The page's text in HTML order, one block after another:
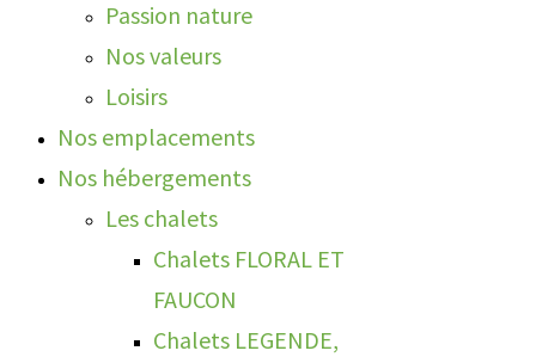
Passion nature
Nos valeurs
Loisirs
Nos emplacements
Nos hébergements
Les chalets
Chalets FLORAL ET
FAUCON
Chalets LEGENDE,